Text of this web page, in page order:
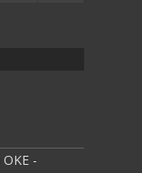
OKE -